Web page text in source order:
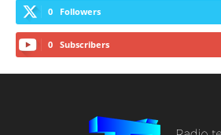
0 Followers
0 Subscribers